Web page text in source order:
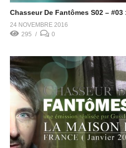
Chasseur De Fantômes S02 – #03
24 NOVEMBRE 2016
295
0